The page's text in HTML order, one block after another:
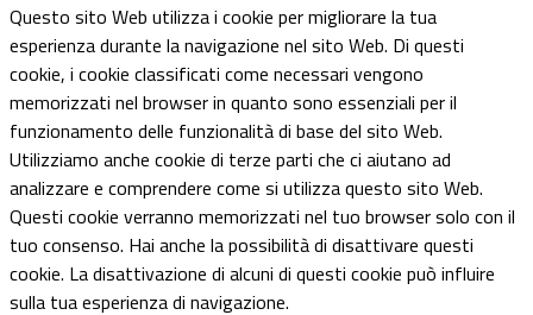
Questo sito Web utilizza i cookie per migliorare la tua
esperienza durante la navigazione nel sito Web. Di questi
cookie, i cookie classificati come necessari vengono
memorizzati nel browser in quanto sono essenziali per il
funzionamento delle funzionalità di base del sito Web.
Utilizziamo anche cookie di terze parti che ci aiutano ad
analizzare e comprendere come si utilizza questo sito Web.
Questi cookie verranno memorizzati nel tuo browser solo con il
tuo consenso. Hai anche la possibilità di disattivare questi
cookie. La disattivazione di alcuni di questi cookie può influire
sulla tua esperienza di navigazione.